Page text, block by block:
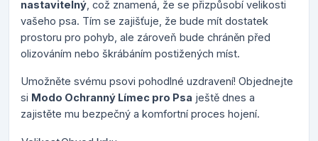
nastavitelný , což znamená, že se přizpůsobí velikosti
vašeho psa. Tím se zajišťuje, že bude mít dostatek
prostoru pro pohyb, ale zároveň bude chráněn před
olizováním nebo škrábáním postižených míst.
Umožněte svému psovi pohodlné uzdravení! Objednejte
si Modo Ochranný Límec pro Psa ještě dnes a
zajistěte mu bezpečný a komfortní proces hojení.